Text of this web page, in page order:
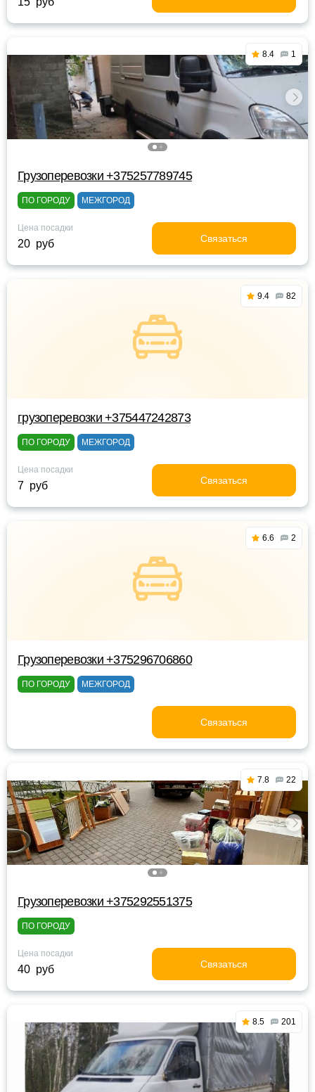
8.4 1
Грузоперевозки +375257789745
ПО ГОРОДУ МЕЖГОРОД
Цена посадки
20 руб Связаться
9.4 82
грузоперевозки +375447242873
ПО ГОРОДУ МЕЖГОРОД
Цена посадки
7 руб Связаться
6.6 2
Грузоперевозки +375296706860
ПО ГОРОДУ МЕЖГОРОД
Связаться
7.8 22
Грузоперевозки +375292551375
ПО ГОРОДУ
Цена посадки
40 руб Связаться
8.5 201